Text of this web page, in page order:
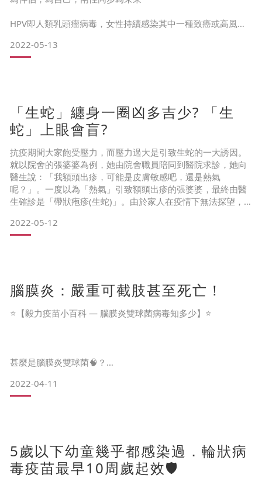
HPV即人類乳頭瘤病毒，女性持續感染其中一種致癌或高風險
能會在數年間發展成為子宮頸癌。香港演藝天后梅艷芳和曾為
「蠟筆小新」「櫻桃小丸子」等動畫配音的蔣篤慧女士，也是
中約有5～8成的機會感染。女性開始有性行為後，感染HPV的
機會將大幅增加。男性也會經由性行為感染HPV引致陰莖癌、
肛門癌及俗稱
2022-05-13
「生蛇」纏身一圈凶多吉少? 「生
蛇」上眼會盲?
抗疫期間大家飽受壓力，而壓力過大是引致生蛇的一大誘因。
就以院舍的張婆婆為例，她由院舍職員陪同到醫院求診，她向
醫生說：「我額頭出疹，可能是皮膚敏感吧，還是熱氣
呢？」。一度以為「熱氣」引致額頭出疹的張婆婆，最終由醫
生確診是「帶狀疱疹(生蛇)」。由於家人在疫情下無法探望，
當作一般皮膚敏感並沒有理會，錯過治療生蛇的黃金時間，由
於生蛇位置與眼睛非常接近，她的視力因而受到影響。
6
2022-05-12
腦膜炎：嚴重可截肢甚至死亡！
⭐【毅力疫苗小百科 — 腦膜炎雙球菌病毒知多少】⭐
甚麼是腦膜炎雙球菌🧠？
腦膜炎雙球菌是包裹在大腦和脊髓外薄層膜一種很嚴重的腦膜
炎病菌感染。較易於密集或群體環境中傳播，感染後病徵不明
血清型引起。不同血清型於不同國家地區都有機會造成流行感
染的趨勢，醫生建議接種疫苗可大幅減低感染風險。
2022-04-11
5歲以下幼童幾乎都感染過．輪狀病
毒疫苗最早10周歲起效🛡️